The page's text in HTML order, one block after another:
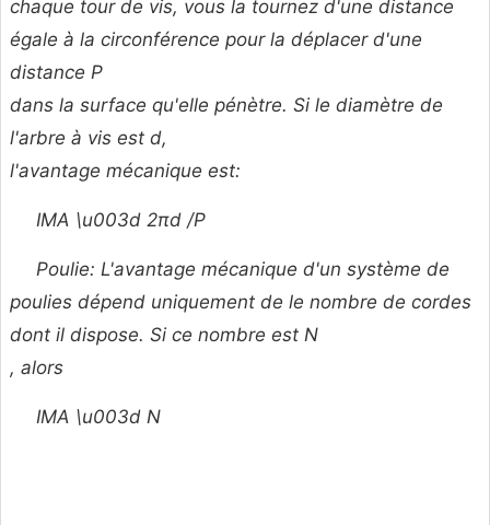
chaque tour de vis, vous la tournez d'une distance
égale à la circonférence pour la déplacer d'une
distance P
dans la surface qu'elle pénètre. Si le diamètre de
l'arbre à vis est d,
l'avantage mécanique est:
IMA \u003d 2πd /P
Poulie: L'avantage mécanique d'un système de
poulies dépend uniquement de le nombre de cordes
dont il dispose. Si ce nombre est N
, alors
IMA \u003d N